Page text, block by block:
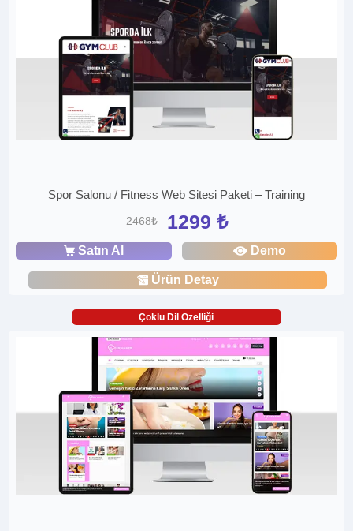
Spor Salonu / Fitness Web Sitesi Paketi – Training
2468₺ 1299 ₺
Satın Al Demo
Ürün Detay
Çoklu Dil Özelliği